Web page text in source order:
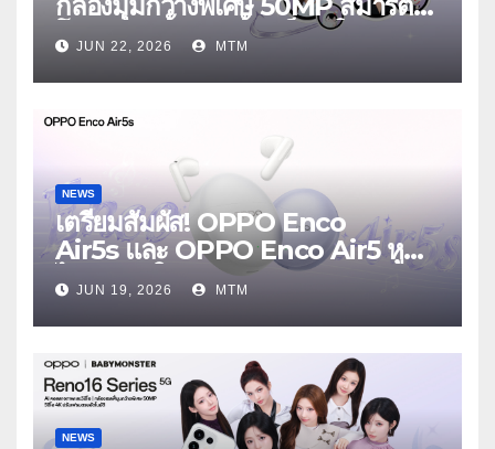
โฟนเพื่อนซี้ เทรนดี้ทุกช็อต ใน
งาน OPPO Reno16 Series 5G
Launch Event 25 มิถุนายนนี้
JUN 22, 2026 MTM
NEWS
เตรียมสัมผัส! OPPO Enco
Air5s และ OPPO Enco Air5 หูฟัง
ไร้สายรุ่นใหม่ล่าสุด มาพร้อมระบบ
ตัดเสียงรบกวน เบาสบายเหมือนไม่ได้
ใส่
JUN 19, 2026 MTM
NEWS